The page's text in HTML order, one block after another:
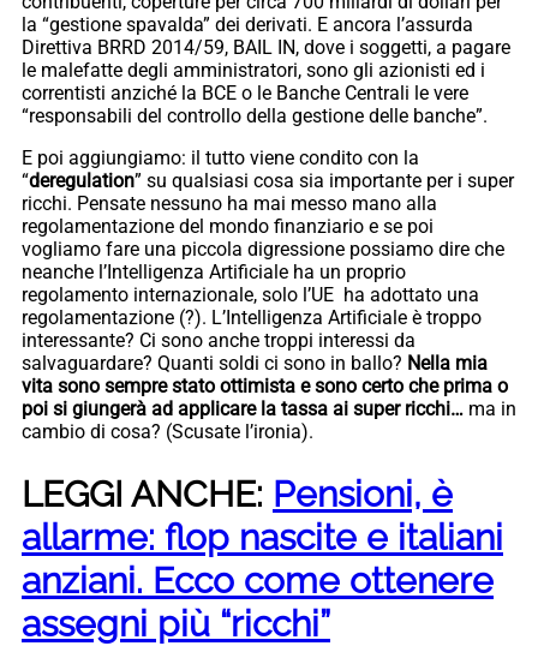
la “gestione spavalda” dei derivati. E ancora l’assurda
Direttiva BRRD 2014/59, BAIL IN, dove i soggetti, a pagare
le malefatte degli amministratori, sono gli azionisti ed i
correntisti anziché la BCE o le Banche Centrali le vere
“responsabili del controllo della gestione delle banche”.
E poi aggiungiamo: il tutto viene condito con la
“deregulation” su qualsiasi cosa sia importante per i super
ricchi. Pensate nessuno ha mai messo mano alla
regolamentazione del mondo finanziario e se poi
vogliamo fare una piccola digressione possiamo dire che
neanche l’Intelligenza Artificiale ha un proprio
regolamento internazionale, solo l’UE ha adottato una
regolamentazione (?). L’Intelligenza Artificiale è troppo
interessante? Ci sono anche troppi interessi da
salvaguardare? Quanti soldi ci sono in ballo? Nella mia
vita sono sempre stato ottimista e sono certo che prima o
poi si giungerà ad applicare la tassa ai super ricchi… ma in
cambio di cosa? (Scusate l’ironia).
LEGGI ANCHE: Pensioni, è
allarme: flop nascite e italiani
anziani. Ecco come ottenere
assegni più “ricchi”